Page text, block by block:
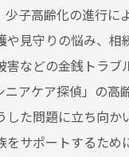
少子高齢化の進行に
や見守りの悩み、相
害などの金銭トラブ
ニアケア探偵」の高
した問題に立ち向か
をサポートするため